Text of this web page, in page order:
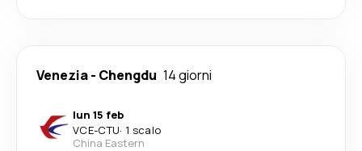
Venezia- Chengdu 14 giorni
lun 15 feb
VCE-CTU· 1 scalo
China Eastern